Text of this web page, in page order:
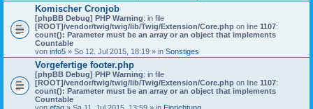
Komischer Cronjob
[phpBB Debug] PHP Warning: in file
[ROOT]/vendor/twig/twig/lib/Twig/Extension/Core.php on line 1107:
count(): Parameter must be an array or an object that implements
Countable
von info5 » So 12. Jul 2015, 18:19 » in Sonstiges
Vorgefertige footer.php
[phpBB Debug] PHP Warning: in file
[ROOT]/vendor/twig/twig/lib/Twig/Extension/Core.php on line 1107:
count(): Parameter must be an array or an object that implements
Countable
von efaq » Sa 11. Jul 2015, 13:59 » in Einrichtung